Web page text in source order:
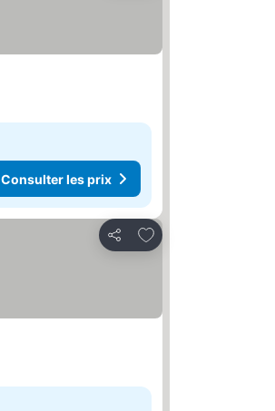
Consulter les prix
Partager
Ajouter à mes favoris